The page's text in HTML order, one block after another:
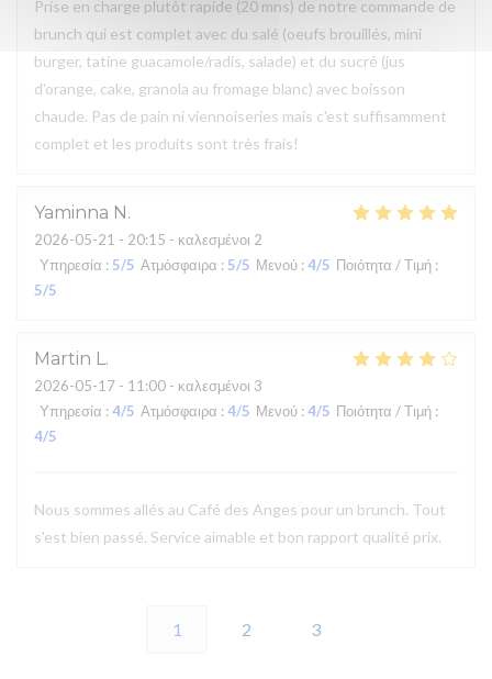
Prise en charge plutôt rapide (20 mns) de notre commande de
brunch qui est complet avec du salé (oeufs brouillés, mini
burger, tatine guacamole/radis, salade) et du sucré (jus
d'orange, cake, granola au fromage blanc) avec boisson
chaude. Pas de pain ni viennoiseries mais c'est suffisamment
complet et les produits sont très frais!
Yaminna N
2026-05-21 - 20:15 - καλεσμένοι 2
Υπηρεσία : 5/5 Ατμόσφαιρα : 5/5 Μενού : 4/5 Ποιότητα / Τιμή :
5/5
Martin L
2026-05-17 - 11:00 - καλεσμένοι 3
Υπηρεσία : 4/5 Ατμόσφαιρα : 4/5 Μενού : 4/5 Ποιότητα / Τιμή :
4/5
Nous sommes allés au Café des Anges pour un brunch. Tout
s'est bien passé. Service aimable et bon rapport qualité prix.
1 2 3